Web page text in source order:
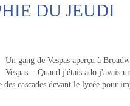
DU JEUDI
Un gang de Vespas aperçu à
Vespas... Quand j'étais ado j'avais
cascades devant le lycée pour